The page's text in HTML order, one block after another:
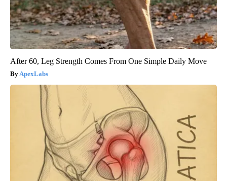
After 60, Leg Strength Comes From One Simple Daily Move
ApexLabs